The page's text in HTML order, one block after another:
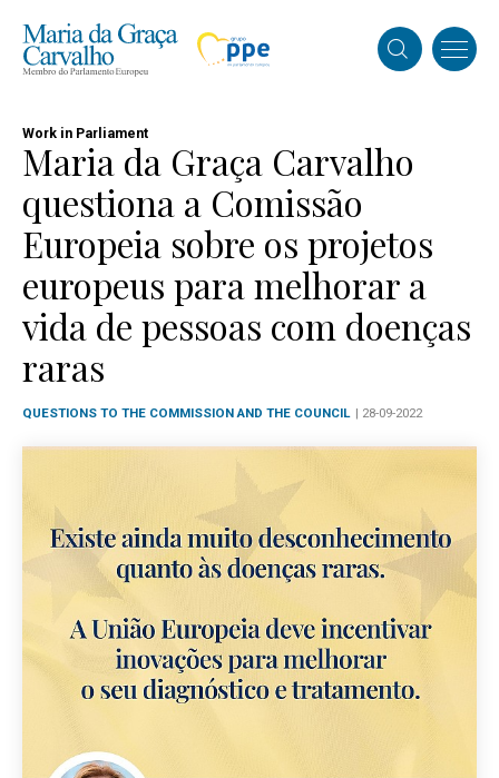
Work in Parliament
Maria da Graça Carvalho
questiona a Comissão
Europeia sobre os projetos
europeus para melhorar a
vida de pessoas com doenças
raras
QUESTIONS TO THE COMMISSION AND THE COUNCIL | 28-09-2022